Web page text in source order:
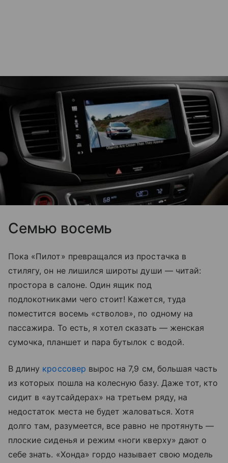
Семью восемь
Пока «Пилот» превращался из простачка в
стилягу, он не лишился широты души — читай:
простора в салоне. Один ящик под
подлокотниками чего стоит! Кажется, туда
поместится восемь «стволов», по одному на
пассажира. То есть, я хотел сказать — женская
сумочка, планшет и пара бутылок с водой.
В длину кроссовер вырос на 7,9 см, большая часть
из которых пошла на колесную базу. Даже тот, кто
сидит в «аутсайдерах» на третьем ряду, на
недостаток места не будет жаловаться. Хотя
долго там, разумеется, все равно не протянуть —
плоские сиденья и режим «ноги кверху» дают о
себе знать. «Хонда» гордо называет свою модель